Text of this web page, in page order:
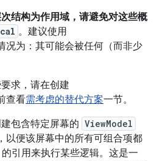
结构为作用域，请避免对这些概
。 建议使用
况为：其可能会被任何（而非少
求，请在创建
查看需考虑的替代方案一节。
包含特定屏幕的 ViewModel
，以便该屏幕中的所有可组合项都
的引用来执行某些逻辑。这是一